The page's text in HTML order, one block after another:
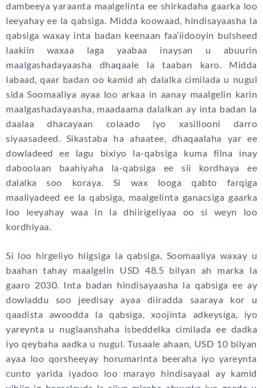
dambeeya yaraanta maalgelinta ee shirkadaha gaarka loo
leeyahay ee la qabsiga. Midda koowaad, hindisayaasha la
qabsiga waxay inta badan keenaan faa’iidooyin bulsheed
laakiin waxaa laga yaabaa inaysan u abuurin
maalgashadayaasha dhaqaale la taaban karo. Midda
labaad, qaar badan oo kamid ah dalalka cimilada u nugul
sida Soomaaliya ayaa loo arkaa in aanay maalgelin karin
maalgashadayaasha, maadaama dalalkan ay inta badan la
daalaa dhacayaan colaado iyo xasillooni darro
siyaasadeed. Sikastaba ha ahaatee, dhaqaalaha yar ee
dowladeed ee lagu bixiyo la-qabsiga kuma filna inay
daboolaan baahiyaha la-qabsiga ee sii kordhaya ee
dalalka soo koraya. Si wax looga qabto farqiga
maaliyadeed ee la qabsiga, maalgelinta ganacsiga gaarka
loo leeyahay waa in la dhiirigeliyaa oo si weyn loo
kordhiyaa.
Si loo hirgeliyo hiigsiga la qabsiga, Soomaaliya waxay u
baahan tahay maalgelin USD 48.5 bilyan ah marka la
gaaro 2030. Inta badan hindisayaasha la qabsiga ee ay
dowladdu soo jeedisay ayaa diiradda saaraya kor u
qaadista awoodda la qabsiga, xoojinta adkeysiga, iyo
yareynta u nuglaanshaha isbeddelka cimilada ee dadka
iyo qeybaha aadka u nugul. Tusaale ahaan, USD 10 bilyan
ayaa loo qorsheeyay horumarinta beeraha iyo yareynta
cunto yarida iyadoo loo marayo hindisayaal ay kamid